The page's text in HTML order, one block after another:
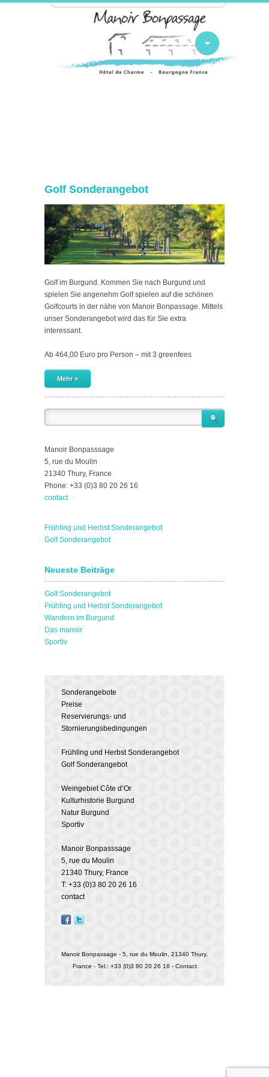
Golf Sonderangebot
Golf im Burgund. Kommen Sie nach Burgund und
spielen Sie angenehm Golf spielen auf die schönen
Golfcourts in der nähe von Manoir Bonpassage. Mittels
unser Sonderangebot wird das für Sie extra
interessant.
Ab 464,00 Euro pro Person – mit 3 greenfees
Mehr »
Manoir Bonpasssage
5, rue du Moulin
21340 Thury, France
Phone: +33 (0)3 80 20 26 16
contact
Frühling und Herbst Sonderangebot
Golf Sonderangebot
Neueste Beiträge
Golf Sonderangebot
Frühling und Herbst Sonderangebot
Wandern im Burgund
Das manoir
Sportiv
Sonderangebote
Preise
Reservierungs- und
Stornierungsbedingungen
Frühling und Herbst Sonderangebot
Golf Sonderangebot
Weingebiet Côte d’Or
Kulturhistorie Burgund
Natur Burgund
Sportiv
Manoir Bonpasssage
5, rue du Moulin
21340 Thury, France
T: +33 (0)3 80 20 26 16
contact
Manoir Bonpassage - 5, rue du Moulin, 21340 Thury,
France - Tel.: +33 (0)3 80 20 26 16 - Contact